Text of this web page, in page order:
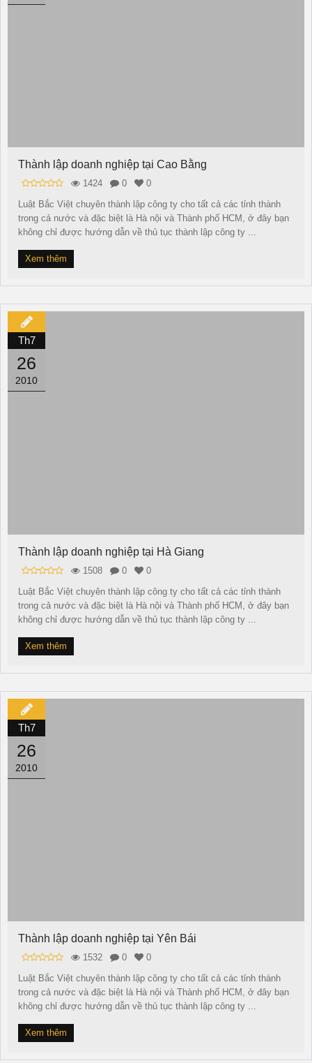
Thành lập doanh nghiệp tại Cao Bằng
1424 0
0
Luật Bắc Việt chuyên thành lập công ty cho tất cả các tỉnh thành
trong cả nước và đặc biệt là Hà nội và Thành phố HCM, ở đây bạn
không chỉ được hướng dẫn về thủ tục thành lập công ty ...
Xem thêm
Th7
26
2010
Thành lập doanh nghiệp tại Hà Giang
1508 0
0
Luật Bắc Việt chuyên thành lập công ty cho tất cả các tỉnh thành
trong cả nước và đặc biệt là Hà nội và Thành phố HCM, ở đây bạn
không chỉ được hướng dẫn về thủ tục thành lập công ty ...
Xem thêm
Th7
26
2010
Thành lập doanh nghiệp tại Yên Bái
1532 0
0
Luật Bắc Việt chuyên thành lập công ty cho tất cả các tỉnh thành
trong cả nước và đặc biệt là Hà nội và Thành phố HCM, ở đây bạn
không chỉ được hướng dẫn về thủ tục thành lập công ty ...
Xem thêm